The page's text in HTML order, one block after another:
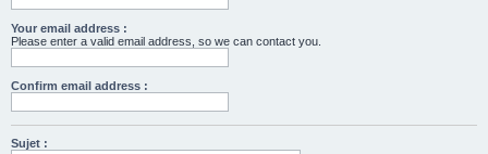
Your email address :
Please enter a valid email address, so we can contact you.
Confirm email address :
Sujet :